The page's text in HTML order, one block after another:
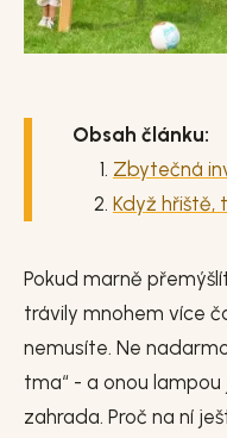
Obsah článku:
Zbytečná
Když hřiště,
Pokud marně
trávily mnohem více
nemusíte. Ne
tma“ - a onou
zahrada. Proč na ní